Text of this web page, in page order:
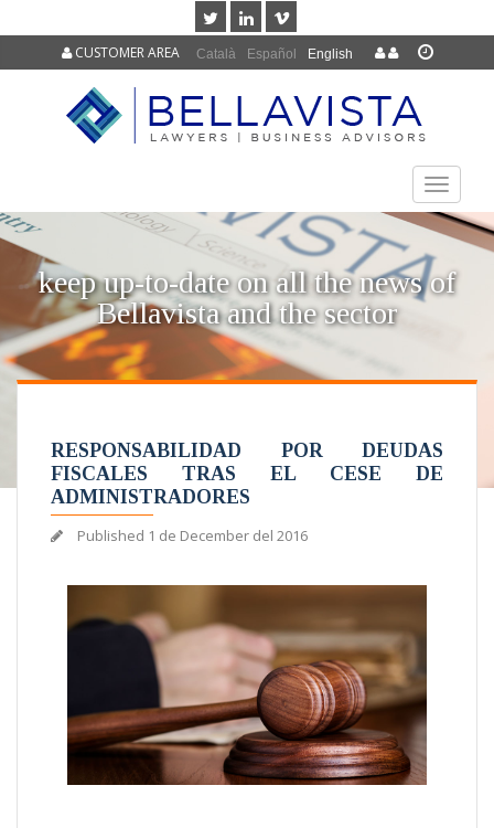
Català Español English
CUSTOMER AREA
TOGGLE
keep up-to-date on all the news of
Bellavista and the sector
RESPONSABILIDAD POR DEUDAS
FISCALES TRAS EL CESE DE
ADMINISTRADORES
Published 1 de December del 2016